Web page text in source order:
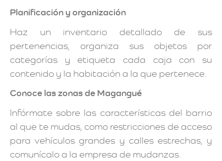
Planificación y organización
Haz un inventario detallado de sus
pertenencias, organiza sus objetos por
categorías y etiqueta cada caja con su
contenido y la habitación a la que pertenece.
Conoce las zonas de Magangué
Infórmate sobre las características del barrio
al que te mudas, como restricciones de acceso
para vehículos grandes y calles estrechas, y
comunícalo a la empresa de mudanzas.